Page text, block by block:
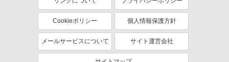
Cookieポリシー 個人情報保護方針
メールサービスについて サイト運営会社